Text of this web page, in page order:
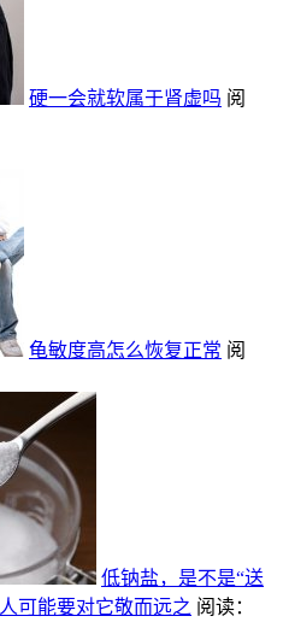
硬一会就软属于肾虚吗 阅
龟敏度高怎么恢复正常 阅
低钠盐，是不是“送
可能要对它敬而远之 阅读：